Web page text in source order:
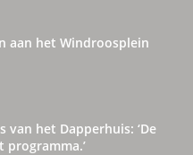
aan het Windroosplein
van het Dapperhuis: ‘De